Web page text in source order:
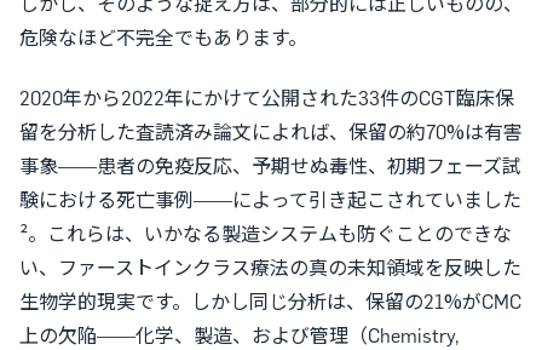
危険なほど不完全でもあります。
2020年から2022年にかけて公開された33件のCGT臨床保
留を分析した査読済み論文によれば、保留の約70%は有害
事象——患者の免疫反応、予期せぬ毒性、初期フェーズ試
験における死亡事例——によって引き起こされていました
²。これらは、いかなる製造システムも防ぐことのできな
い、ファーストインクラス療法の真の未知領域を反映した
生物学的現実です。しかし同じ分析は、保留の21%がCMC
上の欠陥——化学、製造、および管理（Chemistry,